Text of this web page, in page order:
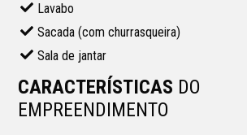
Lavabo
Sacada (com churrasqueira)
Sala de jantar
CARACTERÍSTICAS DO
EMPREENDIMENTO